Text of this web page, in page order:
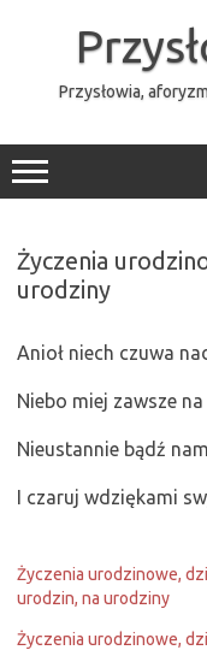
Przysłowia,
Życzenia
urodziny
Anioł niech czuwa
Niebo miej zawsze
Nieustannie bądź
I czaruj wdziękami
Życzenia urodzinowe,
urodzin, na urodziny
Życzenia urodzinowe,